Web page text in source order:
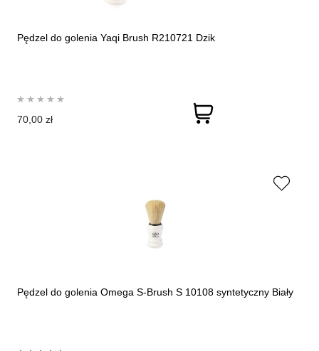
Pędzel do golenia Yaqi Brush R210721 Dzik
70,00 zł
Pędzel do golenia Omega S-Brush S 10108 syntetyczny Biały